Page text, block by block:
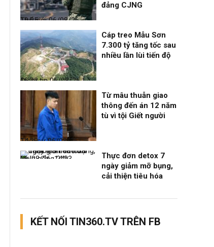
Thế giới
06/08/26, 19:05
đảng CJNG
Điểm tin
06/08/26, 16:23
Cáp treo Mẫu Sơn
7.300 tỷ tăng tốc sau
nhiều lần lùi tiến độ
Thời sự
06/08/26, 14:28
Từ mâu thuẫn giao
thông đến án 12 năm
tù vì tội Giết người
Nhịp sống 24h
06/08/26, 14:23
Thực đơn detox 7
ngày giảm mỡ bụng,
cải thiện tiêu hóa
KẾT NỐI TIN360.TV TRÊN FB